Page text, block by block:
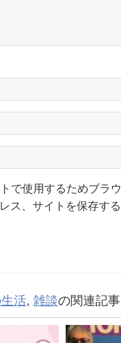
で使用するためブラ
ス、サイトを保存する
活, 雑談の関連記事